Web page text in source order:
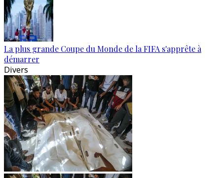
La plus grande Coupe du Monde de la FIFA s'apprête à
démarrer
Divers